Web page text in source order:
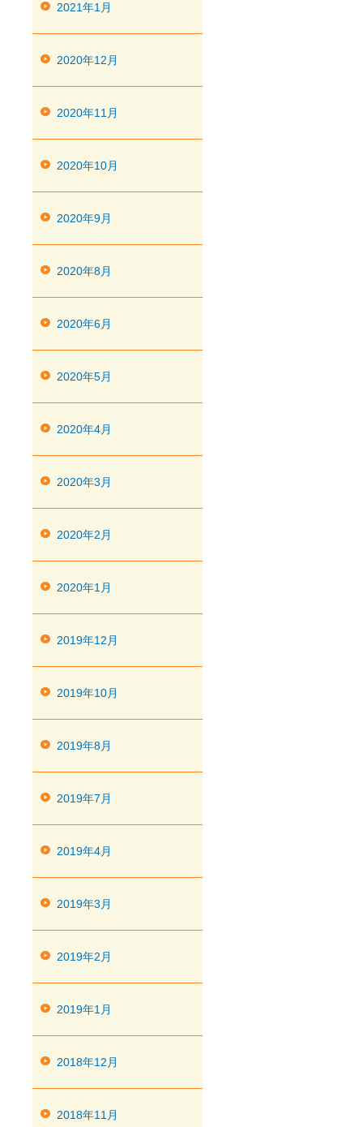
2021年1月
2020年12月
2020年11月
2020年10月
2020年9月
2020年8月
2020年6月
2020年5月
2020年4月
2020年3月
2020年2月
2020年1月
2019年12月
2019年10月
2019年8月
2019年7月
2019年4月
2019年3月
2019年2月
2019年1月
2018年12月
2018年11月